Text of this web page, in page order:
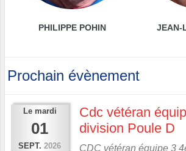
PHILIPPE POHIN JEAN-
Prochain évènement
Le mardi
01
SEPT. 2026
Cdc vétéran
division Poule D
CDC vétéran équipe 3